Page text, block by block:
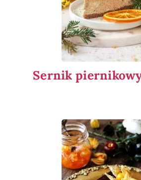
Sernik